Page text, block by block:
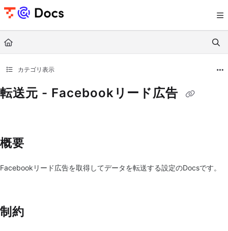
Documentation Index
Use this file to discover all available pages before exploring further.
カテゴリ表示
転送元 - Facebookリード広告
概要
Facebookリード広告を取得してデータを転送する設定のDocsです。
制約